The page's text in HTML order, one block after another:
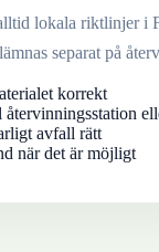
lokala riktlinjer i
separat på
korrekt
avfall rätt
när det är möjligt